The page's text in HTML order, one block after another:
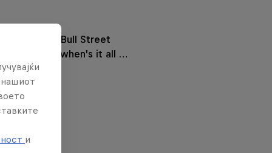
year’s Red Bull Street
and when’s it all …
нашиот
и